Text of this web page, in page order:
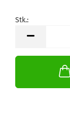
Stk.: